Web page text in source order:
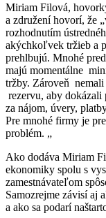
Miriam Filová,
a združení hovorí, že
rozhodnutím
akýchkoľvek tržieb a
prehlbujú. Mnohé
majú momentálne
tržby. Zároveň nemali
rezervu, aby
za nájom, úvery,
Pre mnohé firmy je
problém. „
Ako dodáva Miriam
ekonomiky spolu s
zamestnávateľom
Samozrejme závisí aj
a ako sa podarí